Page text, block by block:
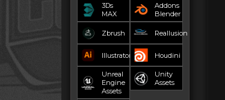
3Ds
MAX
Addons
Blender
Zbrush Reallusion
Illustrator Houdini
Unreal
Engine
Assets
Unity
Assets